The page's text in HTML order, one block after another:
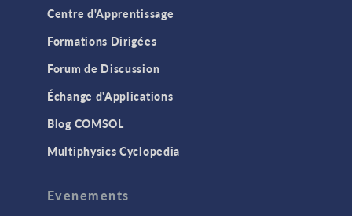
Centre d'Apprentissage
Formations Dirigées
Forum de Discussion
Échange d'Applications
Blog COMSOL
Multiphysics Cyclopedia
Evenements